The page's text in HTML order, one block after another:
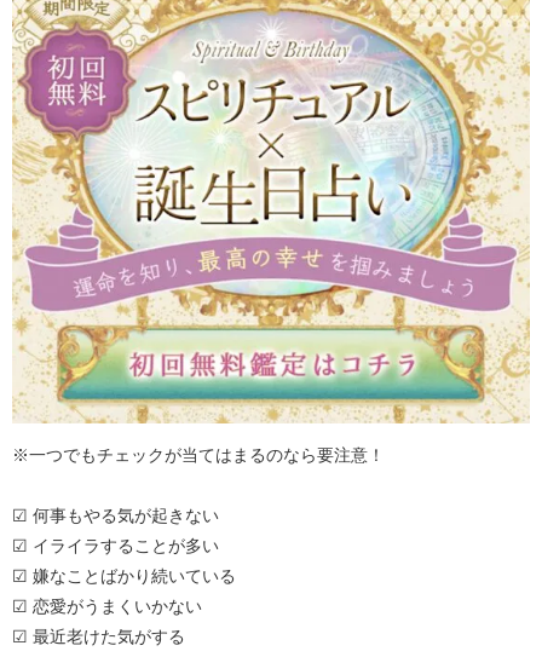
※一つでもチェックが当てはまるのなら要注意！
☑ 何事もやる気が起きない
☑ イライラすることが多い
☑ 嫌なことばかり続いている
☑ 恋愛がうまくいかない
☑ 最近老けた気がする